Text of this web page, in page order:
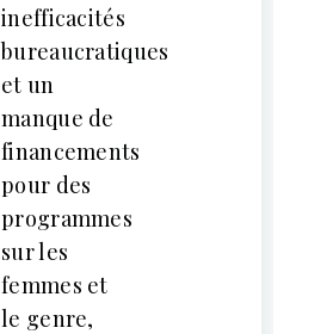
inefficacités
bureaucratiques
et un
manque de
financements
pour des
programmes
sur les
femmes et
le genre,